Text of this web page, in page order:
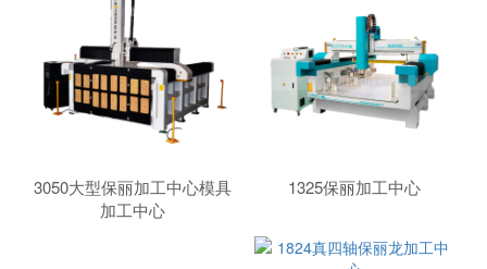
3050大型保丽加工中心模具
加工中心
1325保丽加工中心